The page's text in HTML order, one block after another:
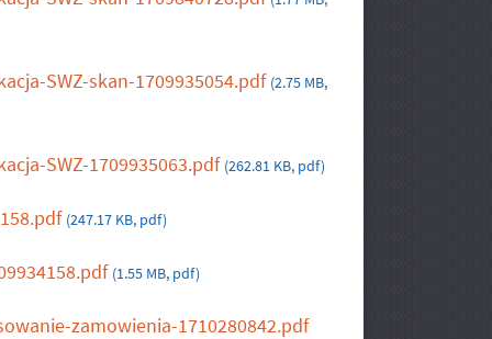
SWZ-skan-1709935054.pdf (2.75 MB,
SWZ-1709935063.pdf (262.81 KB, pdf)
(247.17 KB, pdf)
(1.55 MB, pdf)
zamowienia-1710280842.pdf